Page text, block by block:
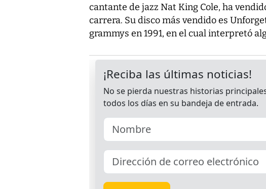
cantante de jazz Nat King Cole, ha
carrera. Su disco más vendido es
grammys en 1991, en el cual interpretó